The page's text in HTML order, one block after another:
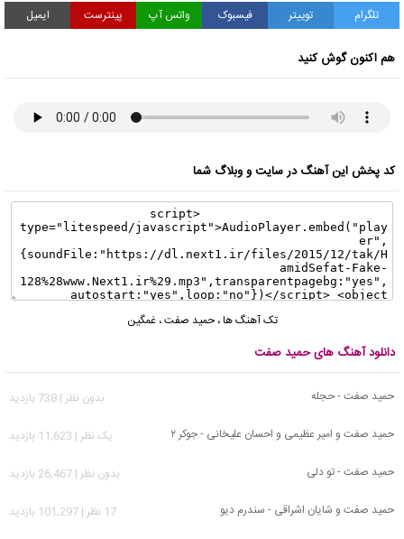
تلگرام توییتر فیسبوک واتس آپ پینترست ایمیل
هم اکنون گوش کنید
کد پخش این آهنگ در سایت و وبلاگ شما
تک آهنگ ها،حمید صفت،غمگین
دانلود آهنگ های حمید صفت
حمید صفت - حجله
بدون نظر | 738 بازدید
حمید صفت و امیر عظیمی و احسان علیخانی - جوکر ۲
يک نظر | 11,623 بازدید
حمید صفت - تو دلی
بدون نظر | 26,467 بازدید
حمید صفت و شایان اشراقی - سندرم دیو
17 نظر | 101,297 بازدید